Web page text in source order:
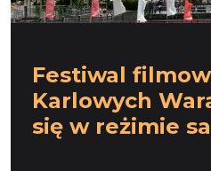
Festiwal
Karlowych
się w reżimie